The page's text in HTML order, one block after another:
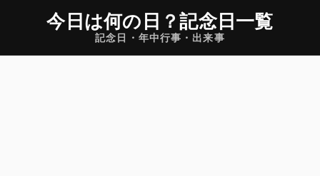
今日は何の日 ？記念日一覧
記念日・年中行事・出来事